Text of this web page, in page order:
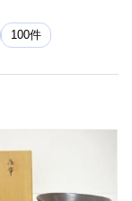
100件